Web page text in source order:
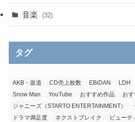
音楽 (32)
タグ
AKB・坂道 CD売上枚数 EBiDAN LDH
Snow Man
YouTube おすすめ作品 お
ジャニーズ（STARTO ENTERTAINMENT）
ドラマ満足度
ネクストブレイク ビューテ